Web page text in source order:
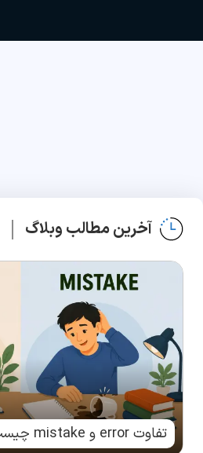
آخرین مطالب وبلاگ
تفاوت error و mistake چیست؟